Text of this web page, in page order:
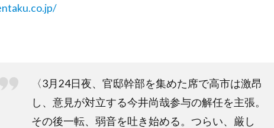
〈3月24日夜、官邸幹部を集めた席で高市は激昂
し、意見が対立する今井尚哉参与の解任を主張。
その後一転、弱音を吐き始める。つらい、厳し